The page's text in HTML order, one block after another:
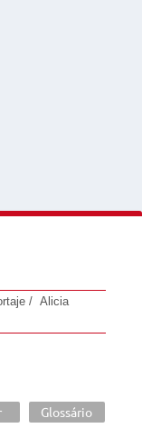
/ Alicia
Glossário